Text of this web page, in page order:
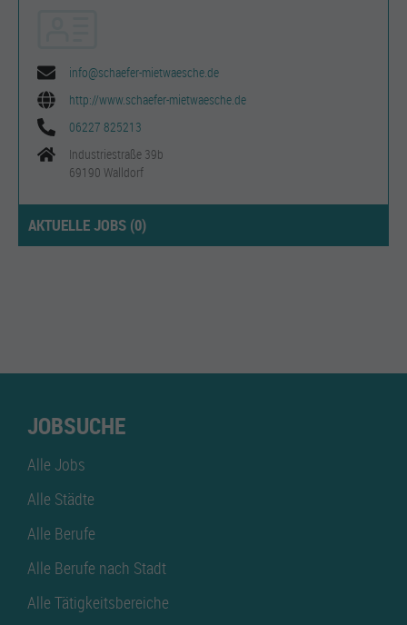
info@schaefer-mietwaesche.de
http://www.schaefer-mietwaesche.de
06227 825213
Industriestraße 39b
69190 Walldorf
AKTUELLE JOBS (0)
JOBSUCHE
Alle Jobs
Alle Städte
Alle Berufe
Alle Berufe nach Stadt
Alle Tätigkeitsbereiche